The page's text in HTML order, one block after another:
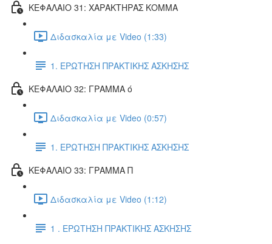
ΚΕΦΑΛΑΙΟ 31: ΧΑΡΑΚΤΗΡΑΣ ΚΟΜΜΑ
Διδασκαλία με Video (1:33)
1. ΕΡΩΤΗΣΗ ΠΡΑΚΤΙΚΗΣ ΑΣΚΗΣΗΣ
ΚΕΦΑΛΑΙΟ 32: ΓΡΑΜΜΑ ό
Διδασκαλία με Video (0:57)
1. ΕΡΩΤΗΣΗ ΠΡΑΚΤΙΚΗΣ ΑΣΚΗΣΗΣ
ΚΕΦΑΛΑΙΟ 33: ΓΡΑΜΜΑ Π
Διδασκαλία με Video (1:12)
1 . ΕΡΩΤΗΣΗ ΠΡΑΚΤΙΚΗΣ ΑΣΚΗΣΗΣ